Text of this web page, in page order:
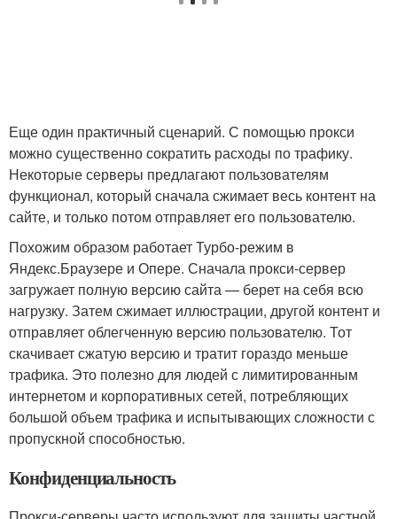
Еще один практичный сценарий. С помощью прокси
можно существенно сократить расходы по трафику.
Некоторые серверы предлагают пользователям
функционал, который сначала сжимает весь контент на
сайте, и только потом отправляет его пользователю.
Похожим образом работает Турбо-режим в
Яндекс.Браузере и Опере. Сначала прокси-сервер
загружает полную версию сайта — берет на себя всю
нагрузку. Затем сжимает иллюстрации, другой контент и
отправляет облегченную версию пользователю. Тот
скачивает сжатую версию и тратит гораздо меньше
трафика. Это полезно для людей с лимитированным
интернетом и корпоративных сетей, потребляющих
большой объем трафика и испытывающих сложности с
пропускной способностью.
Конфиденциальность